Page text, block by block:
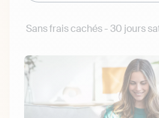
Sans frais cachés - 30 jours